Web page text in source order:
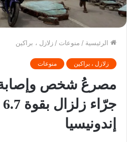
الرئيسية / منوعات / زلازل ، براكين
زلازل ، براكين منوعات
إندونيسيا